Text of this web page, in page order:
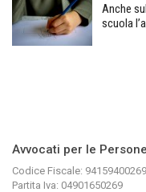
Anche
scuola
Avvocati per le
Codice Fiscale: 94159400269
Partita Iva: 04901650269